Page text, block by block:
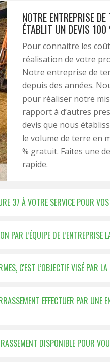
NOTRE ENTREPRISE
ÉTABLIT UN DEVIS
Pour connaitre les
réalisation de votre
Notre entreprise de
depuis des années.
pour réaliser notre
rapport à d’autres
devis que nous
le volume de terre en
% gratuit. Faites une
rapide.
37 À VOTRE SERVICE POUR
PAR L’ÉQUIPE DE L’ENTREPRISE
C'EST L’OBJECTIF VISÉ PAR
EFFECTUER PAR UNE
DISPONIBLE POUR